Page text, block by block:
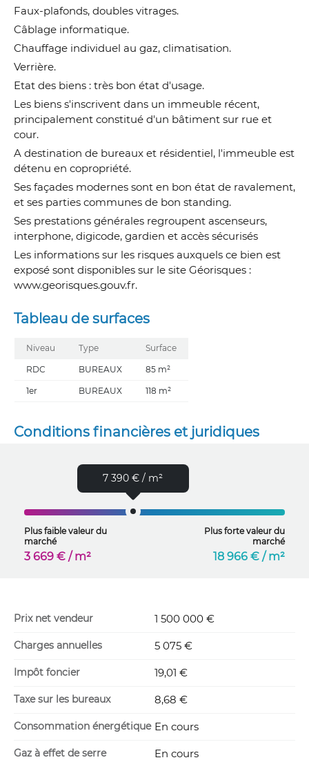
Faux-plafonds, doubles vitrages.
Câblage informatique.
Chauffage individuel au gaz, climatisation.
Verrière.
Etat des biens : très bon état d'usage.
Les biens s'inscrivent dans un immeuble récent,
principalement constitué d'un bâtiment sur rue et
cour.
A destination de bureaux et résidentiel, l'immeuble est
détenu en copropriété.
Ses façades modernes sont en bon état de ravalement,
et ses parties communes de bon standing.
Ses prestations générales regroupent ascenseurs,
interphone, digicode, gardien et accès sécurisés
Les informations sur les risques auxquels ce bien est
exposé sont disponibles sur le site Géorisques :
www.georisques.gouv.fr.
Tableau de surfaces
Niveau Type Surface
RDC BUREAUX 85 m²
1er BUREAUX 118 m²
Conditions financières et juridiques
7 390 € / m²
Plus faible valeur du
marché
3 669 € / m²
Plus forte valeur du
marché
18 966 € / m²
Prix net vendeur 1 500 000 €
Charges annuelles 5 075 €
Impôt foncier 19,01 €
Taxe sur les bureaux 8,68 €
Consommation énergétique En cours
Gaz à effet de serre En cours